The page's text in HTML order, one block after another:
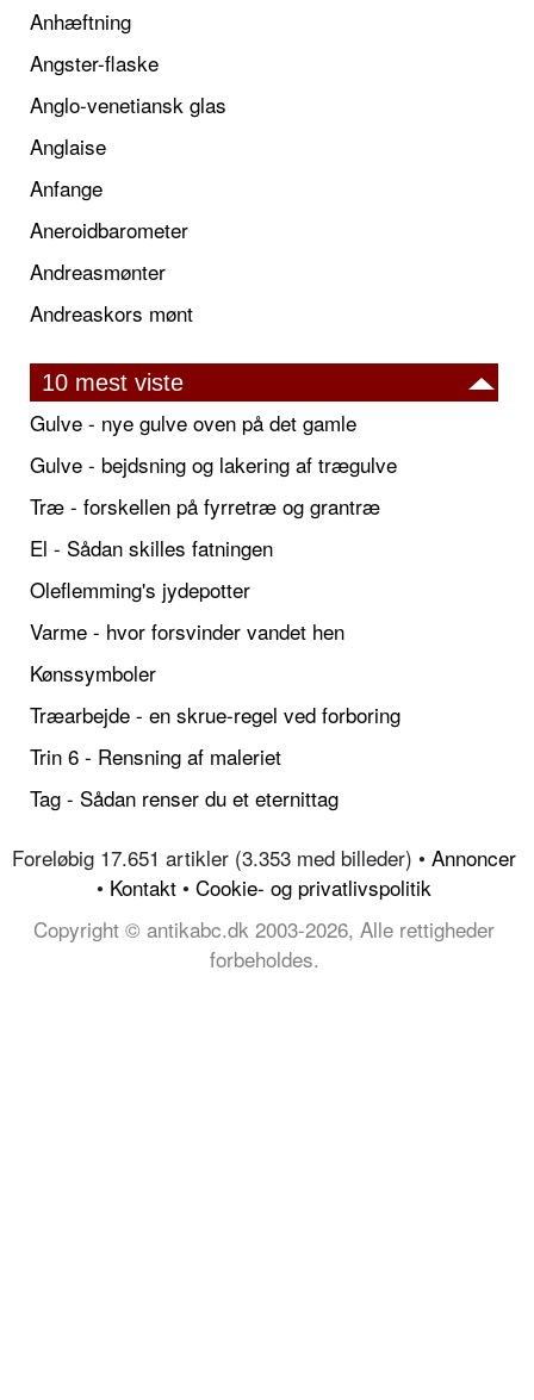
Anhæftning
Angster-flaske
Anglo-venetiansk glas
Anglaise
Anfange
Aneroidbarometer
Andreasmønter
Andreaskors mønt
10 mest viste
Gulve - nye gulve oven på det gamle
Gulve - bejdsning og lakering af trægulve
Træ - forskellen på fyrretræ og grantræ
El - Sådan skilles fatningen
Oleflemming's jydepotter
Varme - hvor forsvinder vandet hen
Kønssymboler
Træarbejde - en skrue-regel ved forboring
Trin 6 - Rensning af maleriet
Tag - Sådan renser du et eternittag
Foreløbig 17.651 artikler (3.353 med billeder) • Annoncer
• Kontakt • Cookie- og privatlivspolitik
Copyright © antikabc.dk 2003-2026, Alle rettigheder
forbeholdes.